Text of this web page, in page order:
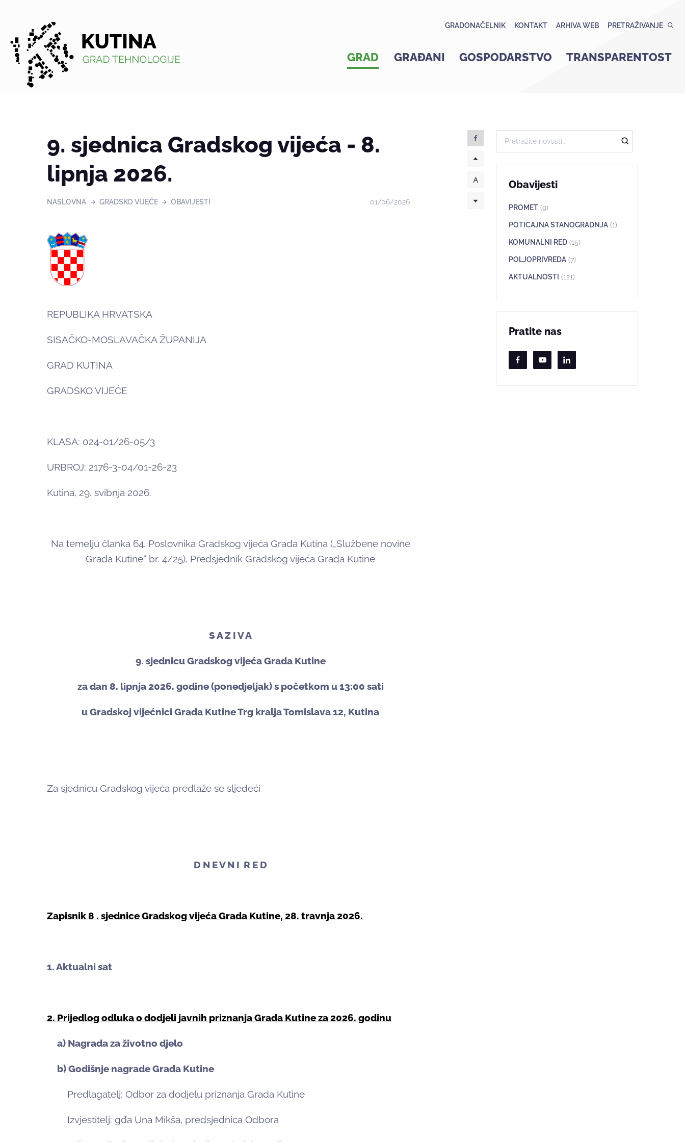
Kutina
GRADONAČELNIK KONTAKT ARHIVA WEB PRETRAŽIVANJE
GRAD GRAĐANI GOSPODARSTVO TRANSPARENTOST
9. sjednica Gradskog vijeća - 8.
lipnja 2026.
NASLOVNA GRADSKO VIJEĆE OBAVIJESTI 01/06/2026
REPUBLIKA HRVATSKA
SISAČKO-MOSLAVAČKA ŽUPANIJA
GRAD KUTINA
GRADSKO VIJEĆE
KLASA: 024-01/26-05/3
URBROJ: 2176-3-04/01-26-23
Kutina, 29. svibnja 2026.
Na temelju članka 64. Poslovnika Gradskog vijeća Grada Kutina („Službene novine
Grada Kutine“ br. 4/25), Predsjednik Gradskog vijeća Grada Kutine
S A Z I V A
9. sjednicu Gradskog vijeća Grada Kutine
za dan 8. lipnja 2026. godine (ponedjeljak) s početkom u 13:00 sati
u Gradskoj vijećnici Grada KutineTrg kralja Tomislava 12, Kutina
Za sjednicu Gradskog vijeća predlaže se sljedeći
D N E V N I R E D
Zapisnik 8 . sjednice Gradskog vijeća Grada Kutine, 28. travnja 2026.
1. Aktualni sat
2. Prijedlog odluka o dodjeli javnih priznanja Grada Kutine za 2026. godinu
a) Nagrada za životno djelo
b) Godišnje nagrade Grada Kutine
Predlagatelj: Odbor za dodjelu priznanja Grada Kutine
Izvjestitelj: gđa Una Mikša, predsjednica Odbora
Obavijesti
PROMET (9)
POTICAJNA STANOGRADNJA (1)
KOMUNALNI RED (15)
POLJOPRIVREDA (7)
AKTUALNOSTI (121)
Pratite nas